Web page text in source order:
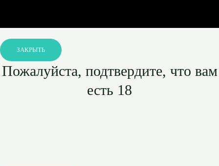
ЗАКРЫТЬ
Пожалуйста, подтвердите, что вам
есть 18